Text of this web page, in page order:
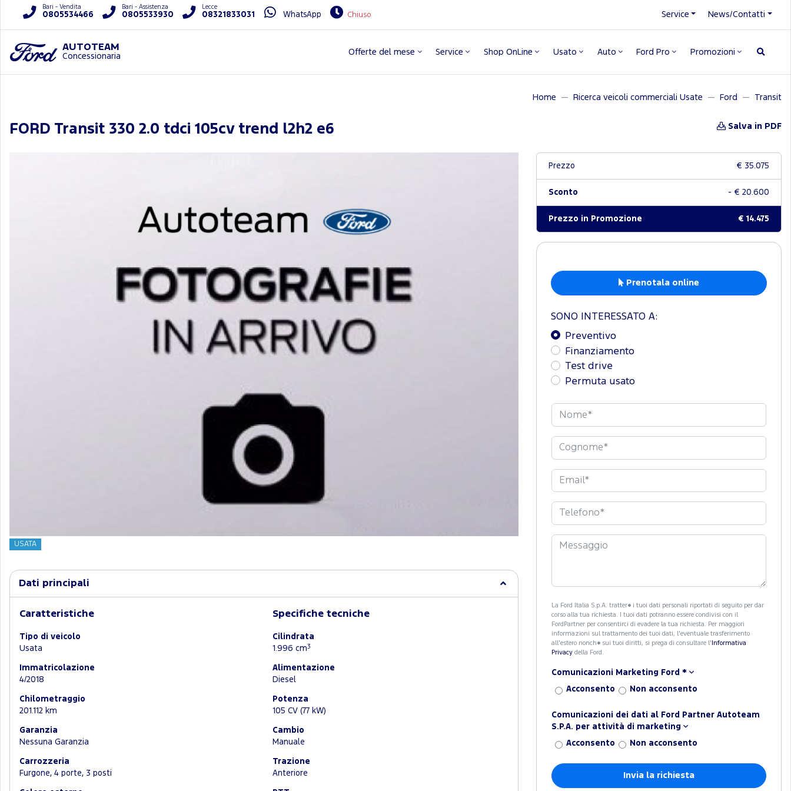
Bari - Vendita
0805534466
Bari - Assistenza
0805533930
Lecce
08321833031 WhatsApp Chiuso Service News/Contatti
AUTOTEAM
Concessionaria Offerte del mese Service Shop OnLine Usato Auto Ford Pro Promozioni
Home Ricerca veicoli commerciali Usate Ford Transit
FORD Transit 330 2.0 tdci 105cv trend l2h2 e6 Salva in PDF
USATA
Dati principali
Caratteristiche
Tipo di veicolo
Usata
Immatricolazione
4/2018
Chilometraggio
201.112 km
Garanzia
Nessuna Garanzia
Carrozzeria
Furgone, 4 porte, 3 posti
Specifiche tecniche
Cilindrata
1.996 cm3
Alimentazione
Diesel
Potenza
105 CV (77 kW)
Cambio
Manuale
Trazione
Anteriore
Prezzo € 35.075
Sconto - € 20.600
Prezzo in Promozione € 14.475
Prenotala online
SONO INTERESSATO A:
Preventivo
Finanziamento
Test drive
Permuta usato
La Ford Italia S.p.A. tratter� i tuoi dati personali riportati di seguito per dar
corso alla tua richiesta. I tuoi dati potranno essere condivisi con il
FordPartner per consentirci di evadere la tua richiesta. Per maggiori
informazioni sul trattamento dei tuoi dati, l'eventuale trasferimento
all'estero nonch� sui tuoi diritti, si prega di consultare l' Informativa
Privacydella Ford.
Comunicazioni Marketing Ford *
Acconsento Non acconsento
Comunicazioni dei dati al Ford Partner Autoteam
S.P.A. per attività di marketing
Acconsento Non acconsento